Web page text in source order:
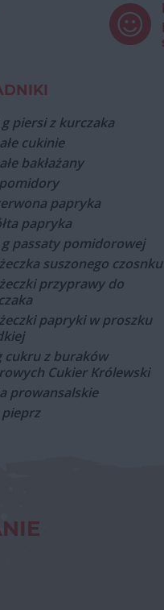
g piersi z kurczaka
cukinie
bakłażany
papryka
papryka
g passaty pomidorowej
suszonego czosnku
przyprawy do
papryki w proszku
cukru z buraków
Cukier Królewski
prowansalskie
pieprz